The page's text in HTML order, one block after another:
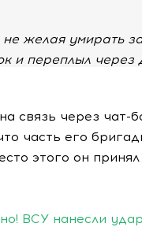
не желая умирать
и переплыл
связь через чат-
часть его
этого он
ВСУ нанесли